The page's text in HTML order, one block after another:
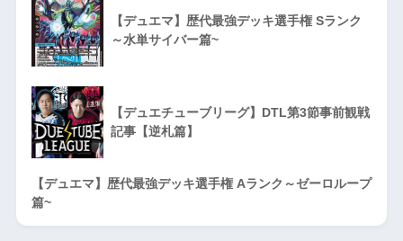
【デュエマ】歴代最強デッキ選手権 Sランク
～水単サイバー篇~
【デュエチューブリーグ】DTL第3節事前観戦
記事【逆札篇】
【デュエマ】歴代最強デッキ選手権 Aランク～ゼーロループ
篇~